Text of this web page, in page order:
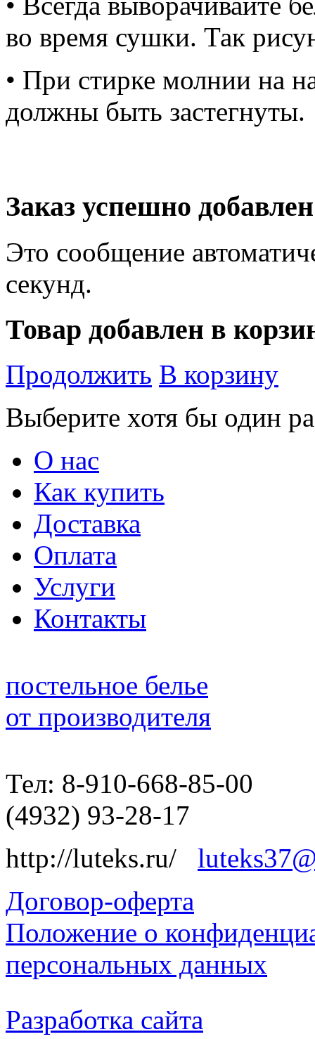
во время сушки. Так
• При стирке молнии на
должны быть застегнуты.
Заказ успешно
Это сообщение
секунд.
Товар добавлен в
Продолжить В корзину
Выберите хотя бы один
О нас
Как купить
Доставка
Оплата
Услуги
Контакты
постельное белье
от производителя
Тел: 8-910-668-85-00
(4932) 93-28-17
http://luteks.ru/
Договор-оферта
Положение о
персональных данных
Разработка сайта